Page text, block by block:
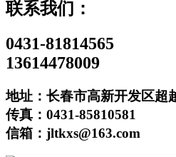
联系我们：
0431-81814565
13614478009
地址：长春市高新开发区超
传真：0431-85810581
信箱：jltkxs@163.com